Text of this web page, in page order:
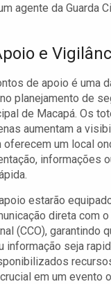
agente da Guarda
e
de apoio é uma
planejamento de
de Macapá. Os
aumentam a
oferecem um local
informações
estarão
direta com o
(CCO), garantindo
informação seja
em um evento